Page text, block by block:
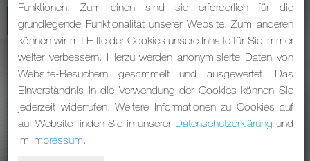
Funktionen: Zum einen sind sie erforderlich für die
grundlegende Funktionalität unserer Website. Zum anderen
können wir mit Hilfe der Cookies unsere Inhalte für Sie immer
weiter verbessern. Hierzu werden anonymisierte Daten von
Website-Besuchern gesammelt und ausgewertet. Das
Einverständnis in die Verwendung der Cookies können Sie
jederzeit widerrufen. Weitere Informationen zu Cookies auf
auf Website finden Sie in unserer Datenschutzerklärung und
im Impressum.